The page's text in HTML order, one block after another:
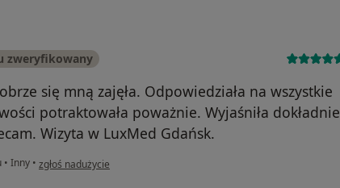
zweryfikowany
się mną zajęła. Odpowiedziała na wszystkie
potraktowała poważnie. Wyjaśniła dokładnie
Wizyta w LuxMed Gdańsk.
• Inny • w opinii użytkownika MS
zgłoś nadużycie